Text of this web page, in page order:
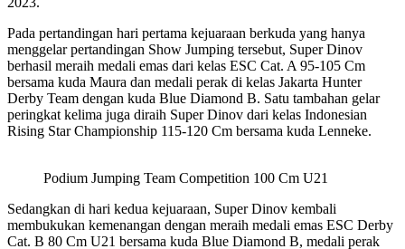
Pada pertandingan hari pertama kejuaraan berkuda yang hanya
menggelar pertandingan Show Jumping tersebut, Super Dinov
berhasil meraih medali emas dari kelas ESC Cat. A 95-105 Cm
bersama kuda Maura dan medali perak di kelas Jakarta Hunter
Derby Team dengan kuda Blue Diamond B. Satu tambahan gelar
peringkat kelima juga diraih Super Dinov dari kelas Indonesian
Rising Star Championship 115-120 Cm bersama kuda Lenneke.
Podium Jumping Team Competition 100 Cm U21
Sedangkan di hari kedua kejuaraan, Super Dinov kembali
membukukan kemenangan dengan meraih medali emas ESC Derby
Cat. B 80 Cm U21 bersama kuda Blue Diamond B, medali perak